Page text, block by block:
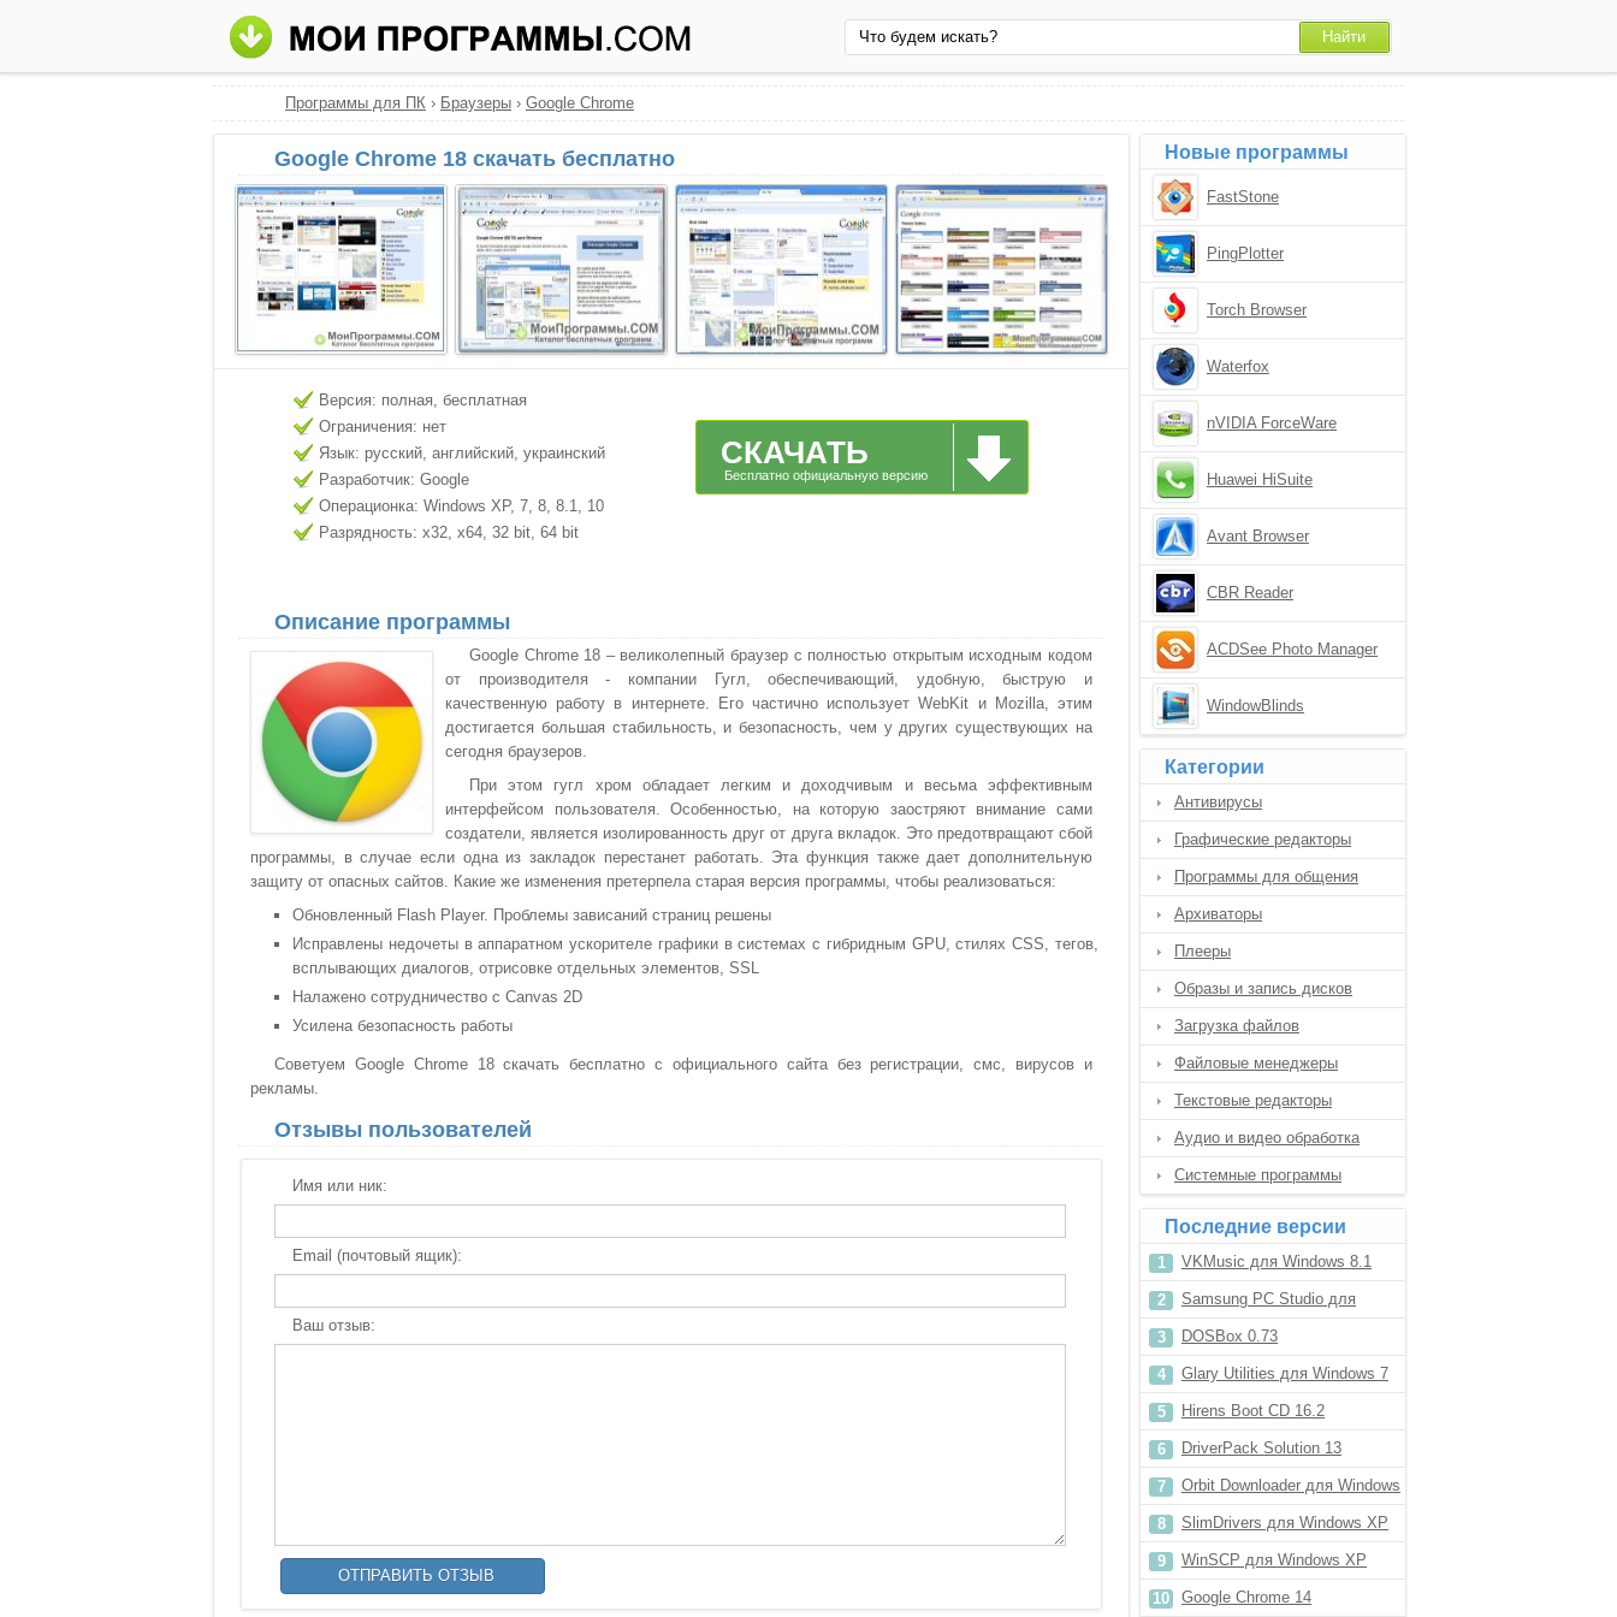
Программы для ПК › Браузеры › Google Chrome
Google Chrome 18 скачать бесплатно
Версия: полная, бесплатная
Ограничения: нет
Язык: русский, английский, украинский
Разработчик: Google
Операционка: Windows XP, 7, 8, 8.1, 10
Разрядность: x32, x64, 32 bit, 64 bit
СКАЧАТЬ
Бесплатно официальную версию
Описание программы
Google Chrome 18 – великолепный браузер с полностью открытым исходным кодом
от производителя - компании Гугл, обеспечивающий, удобную, быструю и
качественную работу в интернете. Его частично использует WebKit и Mozilla, этим
достигается большая стабильность, и безопасность, чем у других существующих на
сегодня браузеров.
При этом гугл хром обладает легким и доходчивым и весьма эффективным
интерфейсом пользователя. Особенностью, на которую заостряют внимание сами
создатели, является изолированность друг от друга вкладок. Это предотвращают сбой
программы, в случае если одна из закладок перестанет работать. Эта функция также дает дополнительную
защиту от опасных сайтов. Какие же изменения претерпела старая версия программы, чтобы реализоваться:
Обновленный Flash Player. Проблемы зависаний страниц решены
Исправлены недочеты в аппаратном ускорителе графики в системах с гибридным GPU, стилях CSS, тегов,
всплывающих диалогов, отрисовке отдельных элементов, SSL
Налажено сотрудничество с Canvas 2D
Усилена безопасность работы
Советуем Google Chrome 18 скачать бесплатно с официального сайта без регистрации, смс, вирусов и
рекламы.
Отзывы пользователей
Имя или ник:
Email (почтовый ящик):
Ваш отзыв:
Новые программы
FastStone
PingPlotter
Torch Browser
Waterfox
nVIDIA ForceWare
Huawei HiSuite
Avant Browser
CBR Reader
ACDSee Photo Manager
WindowBlinds
Категории
Антивирусы
Графические редакторы
Программы для общения
Архиваторы
Плееры
Образы и запись дисков
Загрузка файлов
Файловые менеджеры
Текстовые редакторы
Аудио и видео обработка
Системные программы
Последние версии
VKMusic для Windows 8.1
Samsung PC Studio для
Windows 8
DOSBox 0.73
Glary Utilities для Windows 7
Hirens Boot CD 16.2
DriverPack Solution 13
Orbit Downloader для Windows
7
SlimDrivers для Windows XP
WinSCP для Windows XP
Google Chrome 14